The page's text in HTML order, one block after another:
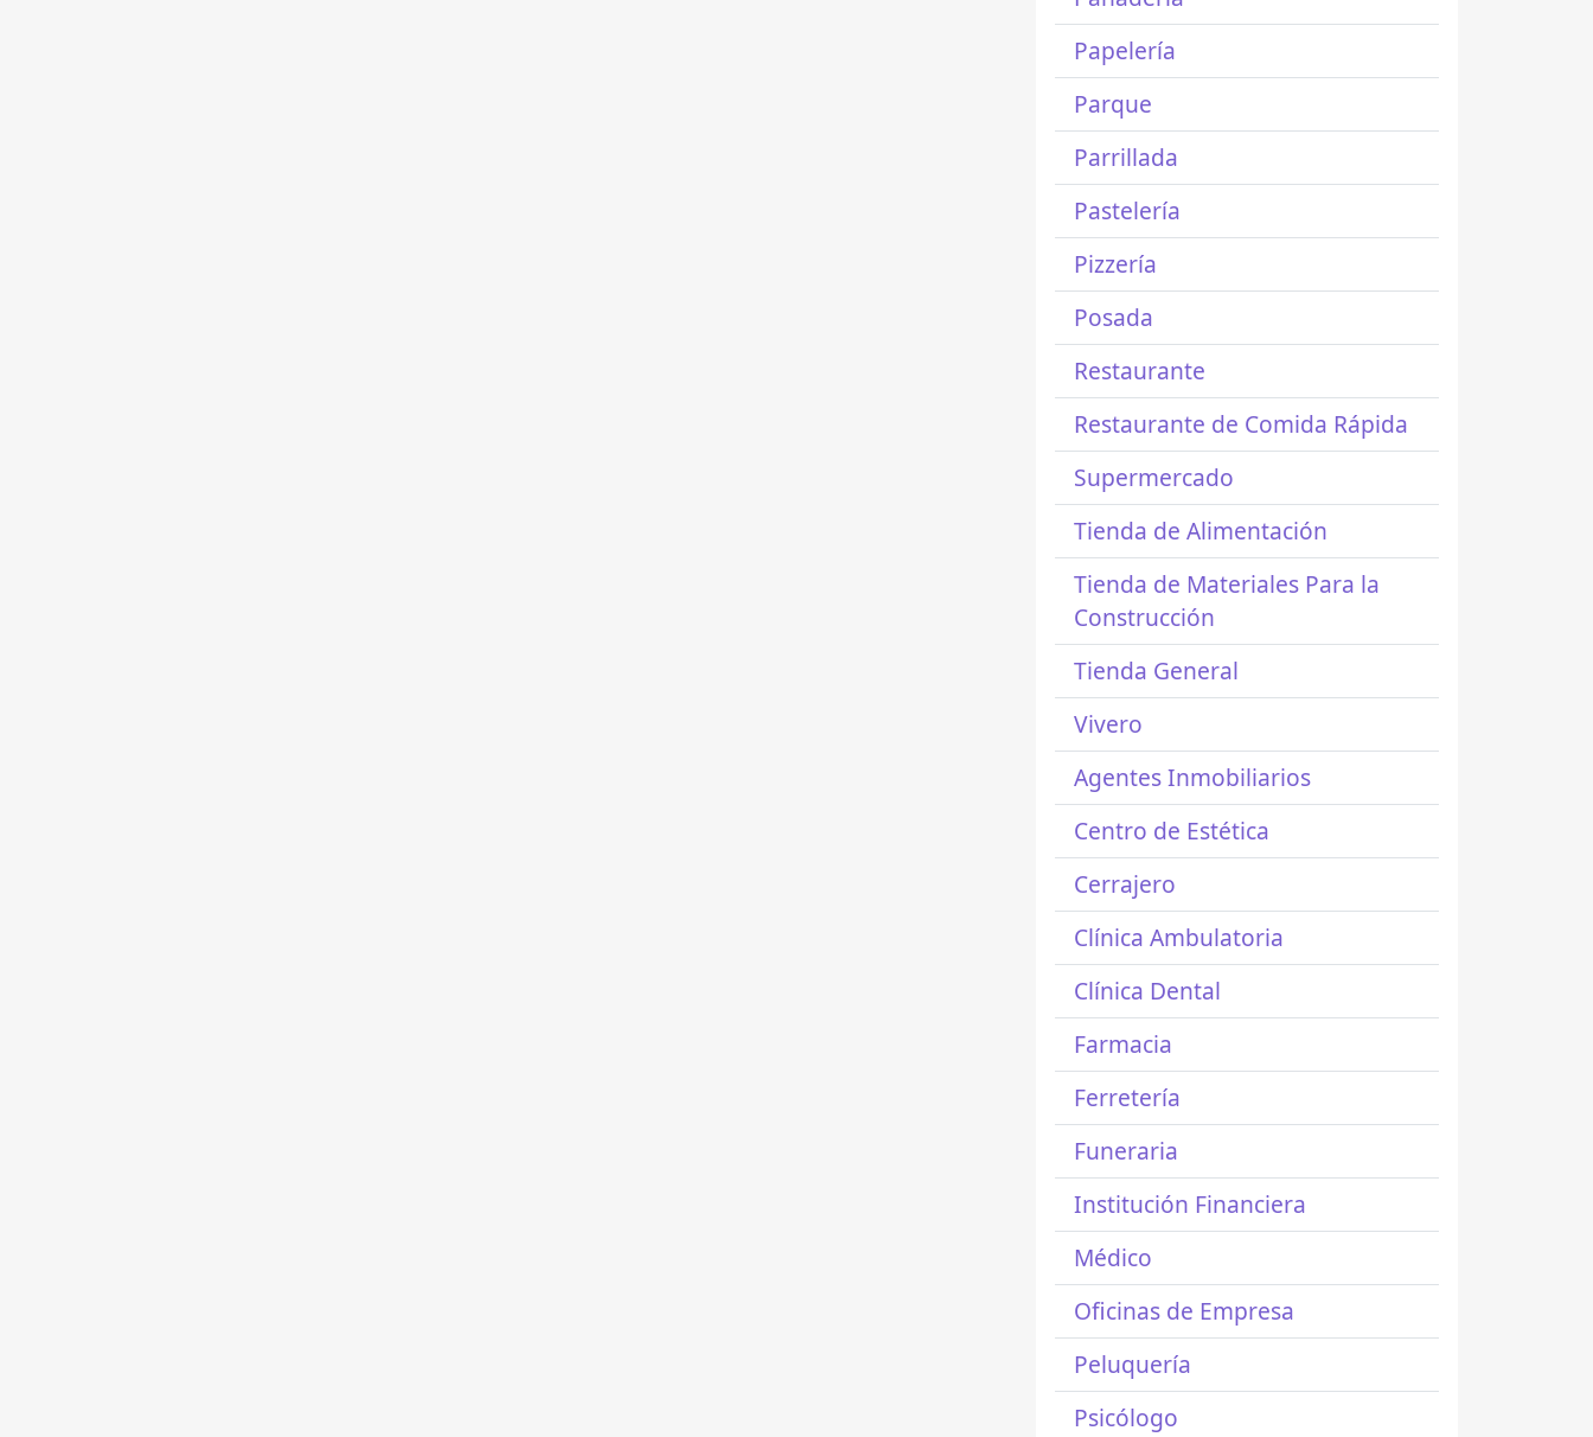
Papelería
Parque
Parrillada
Pastelería
Pizzería
Posada
Restaurante
Restaurante de Comida Rápida
Supermercado
Tienda de Alimentación
Tienda de Materiales Para la
Construcción
Tienda General
Vivero
Agentes Inmobiliarios
Centro de Estética
Cerrajero
Clínica Ambulatoria
Clínica Dental
Farmacia
Ferretería
Funeraria
Institución Financiera
Médico
Oficinas de Empresa
Peluquería
Psicólogo